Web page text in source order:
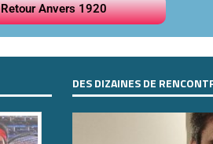
Retour Anvers 1920
DES DIZAINES DE